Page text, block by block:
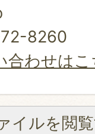
8260
合わせは
イルを閲